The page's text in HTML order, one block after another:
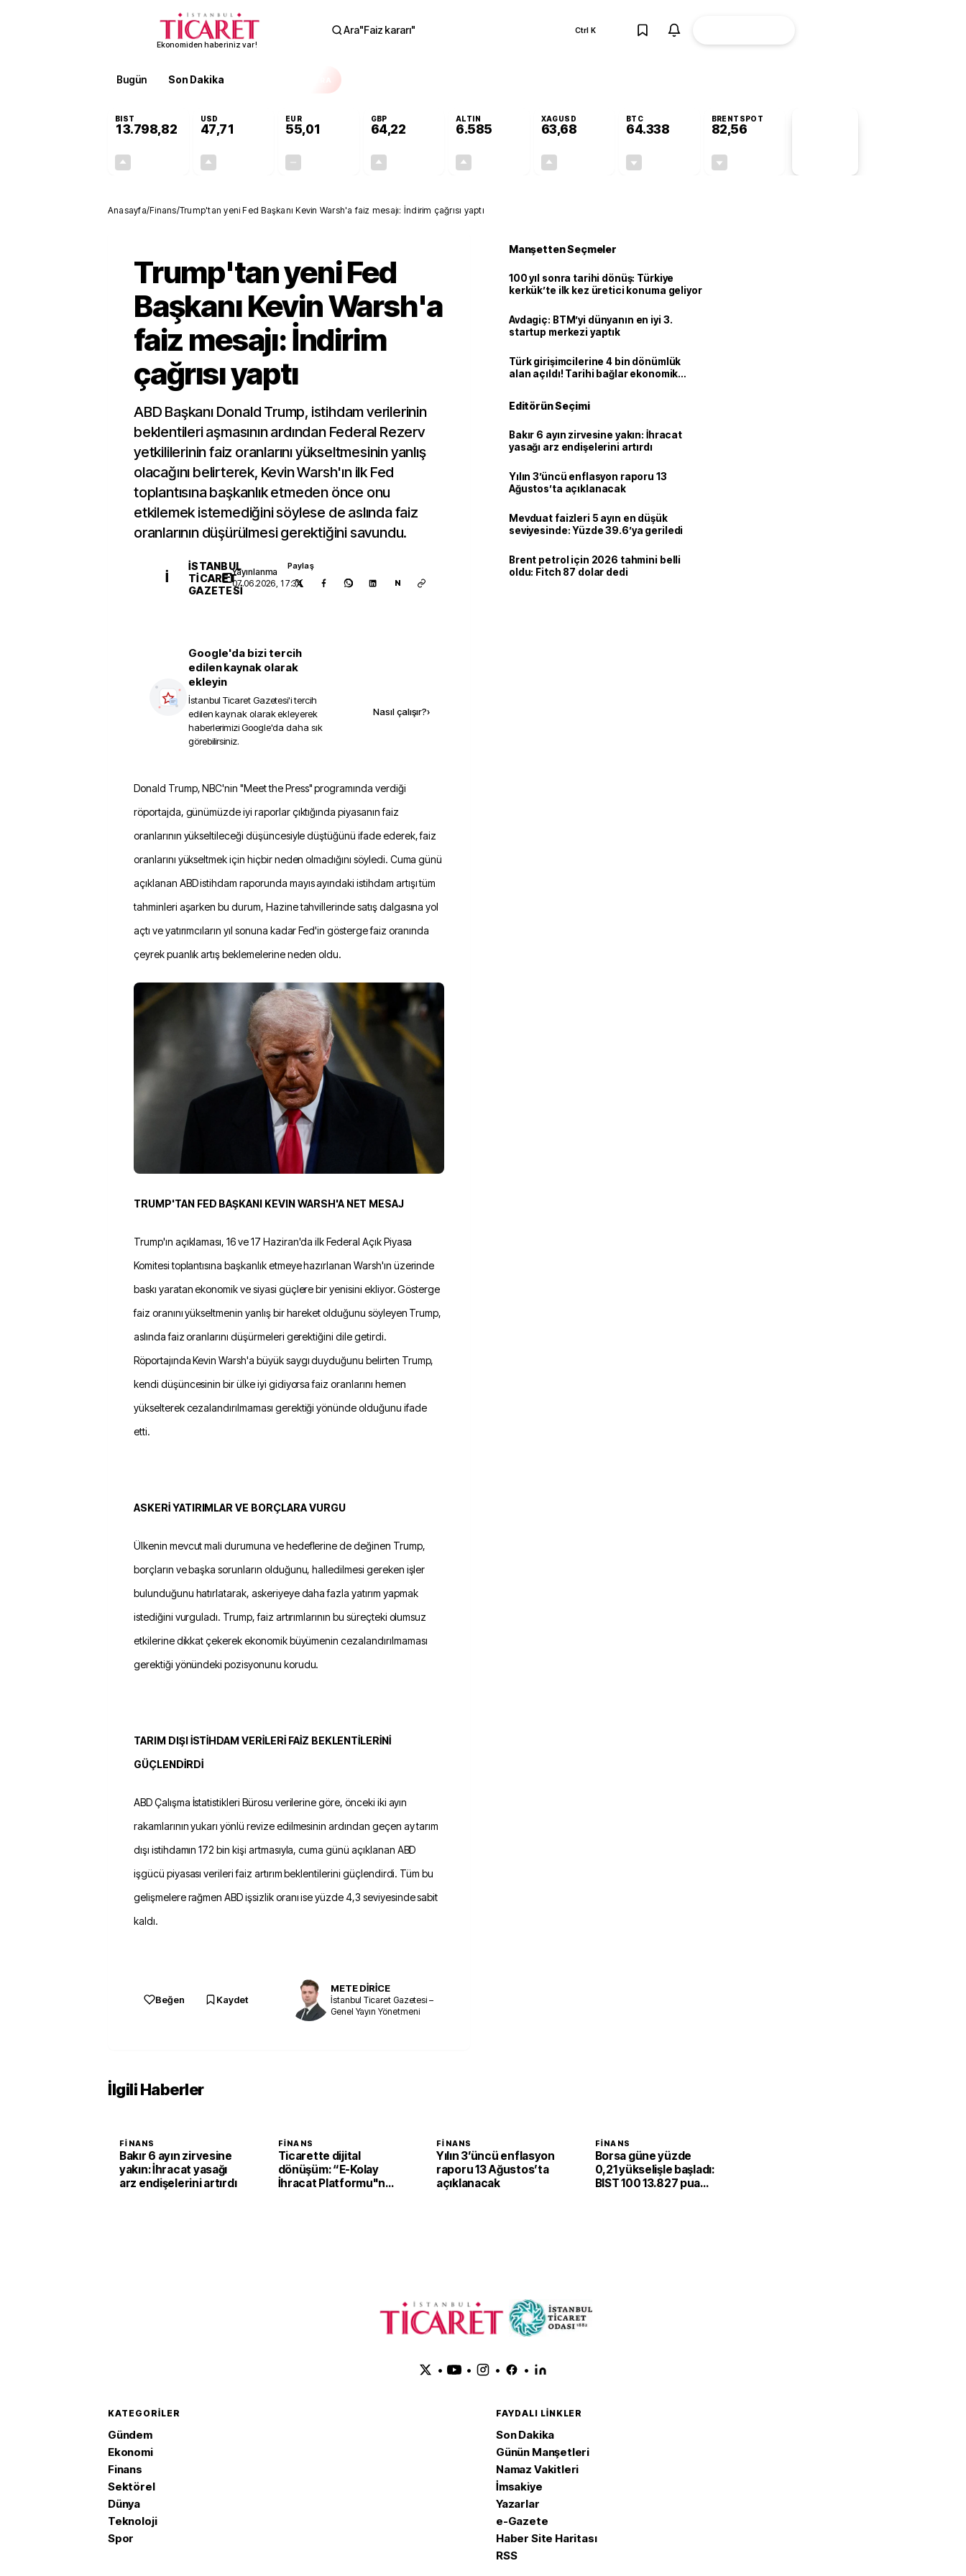
Ekonomiden haberiniz var!
Ara"Faiz kararı" Ctrl K
Bugün Son Dakika
BIST
13.798,82
USD
47,71
EUR
55,01
GBP
64,22
ALTIN
6.585
XAGUSD
63,68
BTC
64.338
BRENTSPOT
82,56
Anasayfa/Finans/Trump'tan yeni Fed Başkanı Kevin Warsh'a faiz mesajı: İndirim çağrısı yaptı
Trump'tan yeni Fed
Başkanı Kevin Warsh'a
faiz mesajı: İndirim
çağrısı yaptı
ABD Başkanı Donald Trump, istihdam verilerinin
beklentileri aşmasının ardından Federal Rezerv
yetkililerinin faiz oranlarını yükseltmesinin yanlış
olacağını belirterek, Kevin Warsh'ın ilk Fed
toplantısına başkanlık etmeden önce onu
etkilemek istemediğini söylese de aslında faiz
oranlarının düşürülmesi gerektiğini savundu.
İ
İSTANBUL
TICARET
GAZETESI
Yayınlanma
07.06.2026, 17:34
Paylaş
N
Google'da bizi tercih
edilen kaynak olarak
ekleyin
İstanbul Ticaret Gazetesi'i tercih
edilen kaynak olarak ekleyerek
haberlerimizi Google'da daha sık
görebilirsiniz.
Nasıl çalışır?›
Donald Trump, NBC'nin "Meet the Press" programında verdiği
röportajda, günümüzde iyi raporlar çıktığında piyasanın faiz
oranlarının yükseltileceği düşüncesiyle düştüğünü ifade ederek, faiz
oranlarını yükseltmek için hiçbir neden olmadığını söyledi. Cuma günü
açıklanan ABD istihdam raporunda mayıs ayındaki istihdam artışı tüm
tahminleri aşarken bu durum, Hazine tahvillerinde satış dalgasına yol
açtı ve yatırımcıların yıl sonuna kadar Fed'in gösterge faiz oranında
çeyrek puanlık artış beklemelerine neden oldu.
TRUMP'TAN FED BAŞKANI KEVIN WARSH'A NET MESAJ
Trump'ın açıklaması, 16 ve 17 Haziran'da ilk Federal Açık Piyasa
Komitesi toplantısına başkanlık etmeye hazırlanan Warsh'ın üzerinde
baskı yaratan ekonomik ve siyasi güçlere bir yenisini ekliyor. Gösterge
faiz oranını yükseltmenin yanlış bir hareket olduğunu söyleyen Trump,
aslında faiz oranlarını düşürmeleri gerektiğini dile getirdi.
Röportajında Kevin Warsh'a büyük saygı duyduğunu belirten Trump,
kendi düşüncesinin bir ülke iyi gidiyorsa faiz oranlarını hemen
yükselterek cezalandırılmaması gerektiği yönünde olduğunu ifade
etti.
ASKERİ YATIRIMLAR VE BORÇLARA VURGU
Ülkenin mevcut mali durumuna ve hedeflerine de değinen Trump,
borçların ve başka sorunların olduğunu, halledilmesi gereken işler
bulunduğunu hatırlatarak, askeriyeye daha fazla yatırım yapmak
istediğini vurguladı. Trump, faiz artırımlarının bu süreçteki olumsuz
etkilerine dikkat çekerek ekonomik büyümenin cezalandırılmaması
gerektiği yönündeki pozisyonunu korudu.
TARIM DIŞI İSTİHDAM VERİLERİ FAİZ BEKLENTİLERİNİ
GÜÇLENDİRDİ
ABD Çalışma İstatistikleri Bürosu verilerine göre, önceki iki ayın
rakamlarının yukarı yönlü revize edilmesinin ardından geçen ay tarım
dışı istihdamın 172 bin kişi artmasıyla, cuma günü açıklanan ABD
işgücü piyasası verileri faiz artırım beklentilerini güçlendirdi. Tüm bu
gelişmelere rağmen ABD işsizlik oranı ise yüzde 4,3 seviyesinde sabit
kaldı.
Beğen Kaydet
METE DİRİCE
İstanbul Ticaret Gazetesi –
Genel Yayın Yönetmeni
Manşetten Seçmeler
100 yıl sonra tarihi dönüş: Türkiye
kerkük’te ilk kez üretici konuma geliyor
Avdagiç: BTM’yi dünyanın en iyi 3.
startup merkezi yaptık
Türk girişimcilerine 4 bin dönümlük
alan açıldı! Tarihi bağlar ekonomik
Editörün Seçimi
Bakır 6 ayın zirvesine yakın: İhracat
yasağı arz endişelerini artırdı
Yılın 3’üncü enflasyon raporu 13
Ağustos’ta açıklanacak
Mevduat faizleri 5 ayın en düşük
seviyesinde: Yüzde 39.6’ya geriledi
Brent petrol için 2026 tahmini belli
oldu: Fitch 87 dolar dedi
İlgili Haberler
FINANS
Bakır 6 ayın zirvesine
yakın: İhracat yasağı
arz endişelerini artırdı
FINANS
Ticarette dijital
dönüşüm: “E-Kolay
İhracat Platformu"na
FINANS
Yılın 3’üncü enflasyon
raporu 13 Ağustos’ta
açıklanacak
FINANS
Borsa güne yüzde
0,21 yükselişle başladı:
BIST 100 13.827 puana
• • • •
KATEGORILER
Gündem
Ekonomi
Finans
Sektörel
Dünya
Teknoloji
Spor
FAYDALI LINKLER
Son Dakika
Günün Manşetleri
Namaz Vakitleri
İmsakiye
Yazarlar
e-Gazete
Haber Site Haritası
RSS